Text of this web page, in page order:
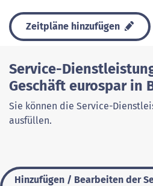
Zeitpläne hinzufügen
Service-
Geschäft eurospar in
Sie können die Service-
ausfüllen.
Hinzufügen / Bearbeiten der